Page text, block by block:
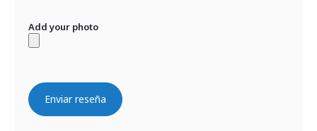
Add your photo
Enviar reseña